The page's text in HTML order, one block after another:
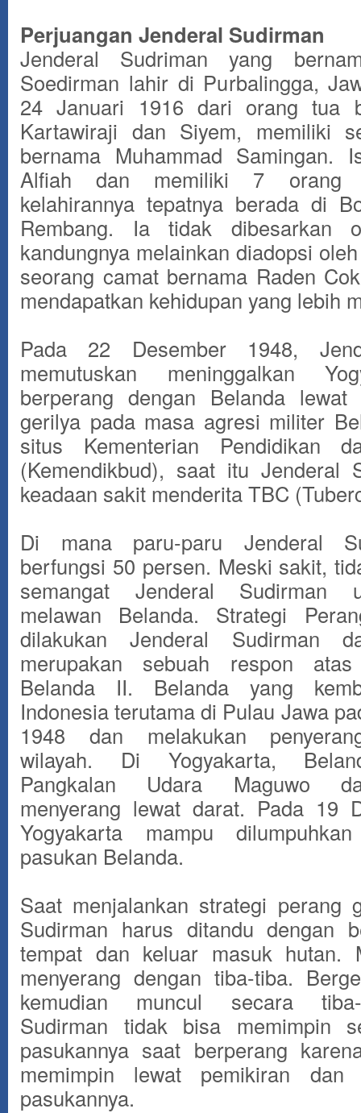
Perjuangan Jenderal Sudirman
Jenderal Sudriman yang
Soedirman lahir di Purbalingga,
24 Januari 1916 dari orang tua
Kartawiraji dan Siyem, memiliki
bernama Muhammad Samingan.
Alfiah dan memiliki 7 orang
kelahirannya tepatnya berada di
Rembang. Ia tidak dibesarkan
kandungnya melainkan diadopsi
seorang camat bernama Raden
mendapatkan kehidupan yang lebih
Pada 22 Desember 1948,
memutuskan meninggalkan
berperang dengan Belanda lewat
gerilya pada masa agresi militer
situs Kementerian Pendidikan
(Kemendikbud), saat itu Jenderal
keadaan sakit menderita TBC
Di mana paru-paru Jenderal
berfungsi 50 persen. Meski sakit,
semangat Jenderal Sudirman
melawan Belanda. Strategi
dilakukan Jenderal Sudirman
merupakan sebuah respon
Belanda II. Belanda yang
Indonesia terutama di Pulau Jawa
1948 dan melakukan
wilayah. Di Yogyakarta,
Pangkalan Udara Maguwo
menyerang lewat darat. Pada 19
Yogyakarta mampu
pasukan Belanda.
Saat menjalankan strategi perang
Sudirman harus ditandu dengan
tempat dan keluar masuk hutan.
menyerang dengan tiba-tiba.
kemudian muncul secara
Sudirman tidak bisa memimpin
pasukannya saat berperang
memimpin lewat pemikiran dan
pasukannya.